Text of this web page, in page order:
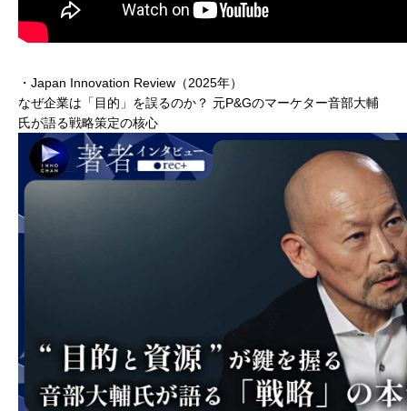
・Japan Innovation Review（2025年）
なぜ企業は「目的」を誤るのか？ 元P&Gのマーケター音部大輔
氏が語る戦略策定の核心